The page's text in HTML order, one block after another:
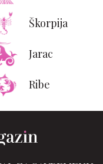
Škorpija
Jarac
Ribe